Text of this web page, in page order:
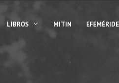
LIBROS MITIN